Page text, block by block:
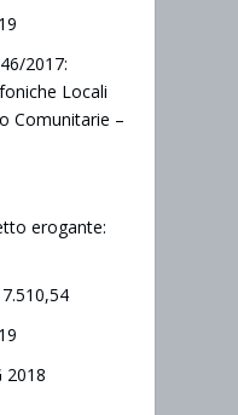
2017:
Locali
Comunitarie –
erogante:
2018